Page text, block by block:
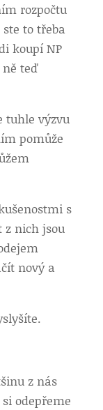
rozpočtu
to třeba
koupí NP
teď
tuhle výzvu
pomůže
s
z nich jsou
nový a
z nás
odepřeme